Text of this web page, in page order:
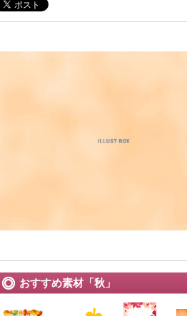
おすすめ素材「秋」